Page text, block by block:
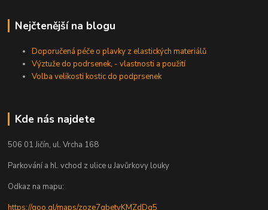
Nejčtenější na blogu
Doporučená péče o plavky z elastických materiálů
Výztuže do podrsenek, - vlastnosti a použití
Volba velikosti kostic do podprsenek
Kde nás najdete
506 01 Jičín, ul. Vrcha 168
Parkování a hl. vchod z ulice u Javůrkovy louky
Odkaz na mapu:
https://goo.gl/maps/zoze7qbetyKMZdDq5